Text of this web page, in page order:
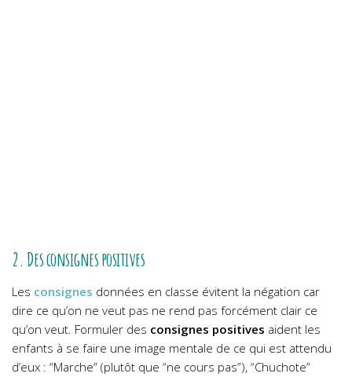
2. Des consignes positives
Les consignes données en classe évitent la négation car
dire ce qu’on ne veut pas ne rend pas forcément clair ce
qu’on veut. Formuler des consignes positives aident les
enfants à se faire une image mentale de ce qui est attendu
d’eux : “Marche” (plutôt que “ne cours pas”), “Chuchote”